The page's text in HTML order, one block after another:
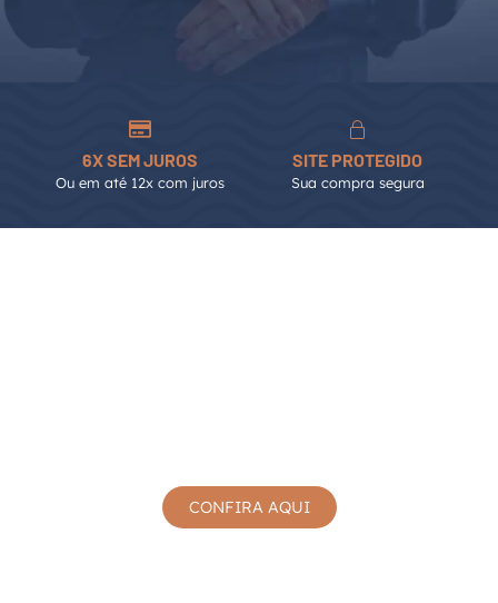
Óculos que transmitem cuidado, qualidade
e estilo em qualquer ocasião.
6X SEM JUROS
Ou em até 12x com juros
SITE PROTEGIDO
Sua compra segura
CONFIRA AQUI